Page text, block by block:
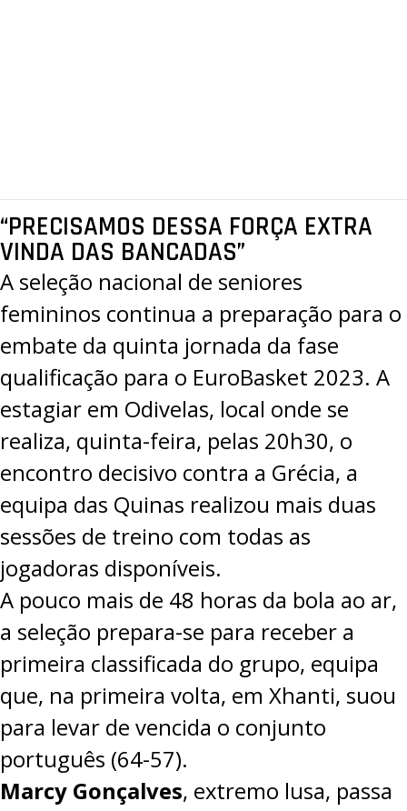
“PRECISAMOS DESSA FORÇA EXTRA
VINDA DAS BANCADAS”
A seleção nacional de seniores
femininos continua a preparação para o
embate da quinta jornada da fase
qualificação para o EuroBasket 2023. A
estagiar em Odivelas, local onde se
realiza, quinta-feira, pelas 20h30, o
encontro decisivo contra a Grécia, a
equipa das Quinas realizou mais duas
sessões de treino com todas as
jogadoras disponíveis.
A pouco mais de 48 horas da bola ao ar,
a seleção prepara-se para receber a
primeira classificada do grupo, equipa
que, na primeira volta, em Xhanti, suou
para levar de vencida o conjunto
português (64-57).
Marcy Gonçalves, extremo lusa, passa